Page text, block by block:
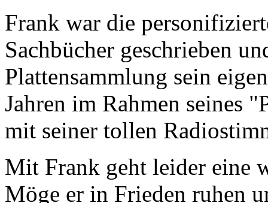
Frank war die
Sachbücher geschrieben
Plattensammlung sein
Jahren im Rahmen seines
mit seiner tollen
Mit Frank geht leider eine
Möge er in Frieden ruhen